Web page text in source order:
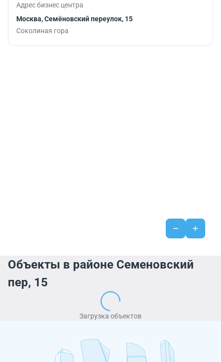
Адрес бизнес центра
Москва, Семёновский переулок, 15
Соколиная гора
Объекты в районе Семеновский
пер, 15
Загрузка объектов